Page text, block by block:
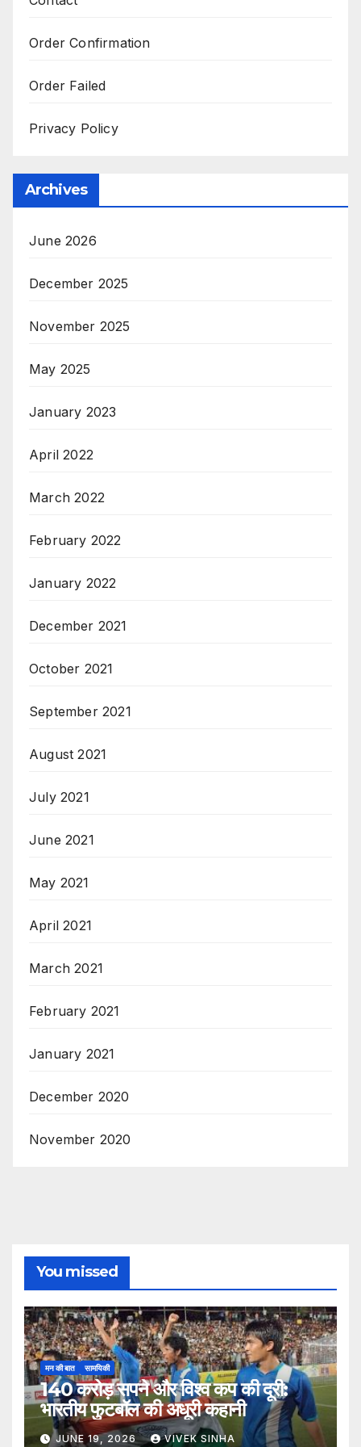
Order Confirmation
Order Failed
Privacy Policy
Archives
June 2026
December 2025
November 2025
May 2025
January 2023
April 2022
March 2022
February 2022
January 2022
December 2021
October 2021
September 2021
August 2021
July 2021
June 2021
May 2021
April 2021
March 2021
February 2021
January 2021
December 2020
November 2020
You missed
मन की बात सामयिकी
140 करोड़ सपने और विश्व कप की दूरी:
भारतीय फुटबॉल की अधूरी कहानी
JUNE 19, 2026 VIVEK SINHA